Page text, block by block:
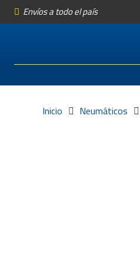
Envíos a todo el país
Inicio Neumáticos